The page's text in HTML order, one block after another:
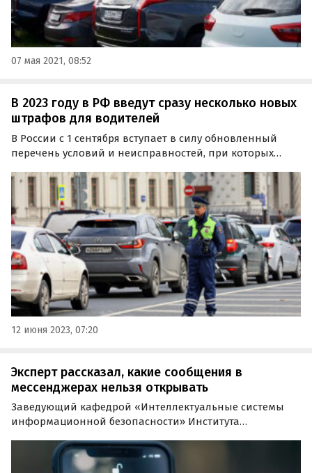
07 мая 2021, 08:52
В 2023 году в РФ введут сразу несколько новых
штрафов для водителей
В России с 1 сентября вступает в силу обновленный
перечень условий и неисправностей, при которых
Сотрудники ГИБДД будут штрафовать водителей,
нарушивших правила безопасности на дорогах общего
пользования…
12 июня 2023, 07:20
Эксперт рассказал, какие сообщения в
мессенджерах нельзя открывать
Заведующий кафедрой «Интеллектуальные системы
информационной безопасности» Института
Шамиль Магомедов в интервью агентству «Прайм»
рассказал, какие сообщения в мессенджерах опасно